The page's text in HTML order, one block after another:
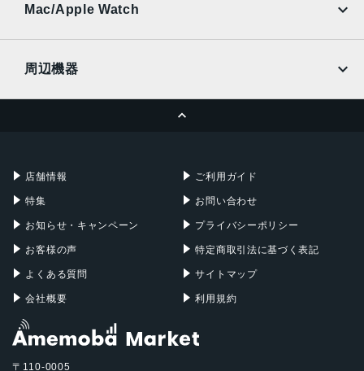
Ymobile
UQmobile
Mac/Apple Watch
周辺機器
店舗情報
特集
お知らせ・キャンペーン
お客様の声
よくある質問
会社概要
ご利用ガイド
お問い合わせ
プライバシーポリシー
特定商取引法に基づく表記
サイトマップ
利用規約
〒110-0005